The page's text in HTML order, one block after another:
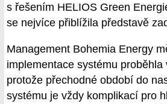
s řešením HELIOS Green
se nejvíce přiblížila představě
Management Bohemia Energy
implementace systému proběhla
protože přechodné období do
systému je vždy komplikací pro